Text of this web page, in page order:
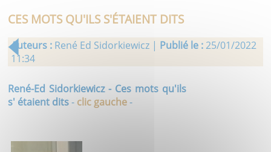
CES MOTS QU'ILS S'ÉTAIENT DITS
Auteurs : René Ed Sidorkiewicz | Publié le :25/01/2022
11:34
René-Ed Sidorkiewicz - Ces mots qu'ils
s' étaient dits- clic gauche-